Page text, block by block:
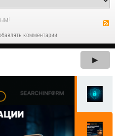
комментарии
▶